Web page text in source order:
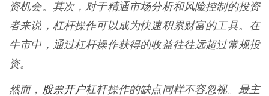
资机会。其次，对于精通市场分析和风险控制的投资
者来说，杠杆操作可以成为快速积累财富的工具。在
牛市中，通过杠杆操作获得的收益往往远超过常规投
资。
然而， 股票开户杠杆操作的缺点同样不容忽视。最主